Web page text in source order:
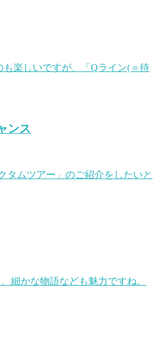
楽しいですが、「Qライン(＝待
ンス
タムツアー」のご紹介をしたいと
細かな物語なども魅力ですね。